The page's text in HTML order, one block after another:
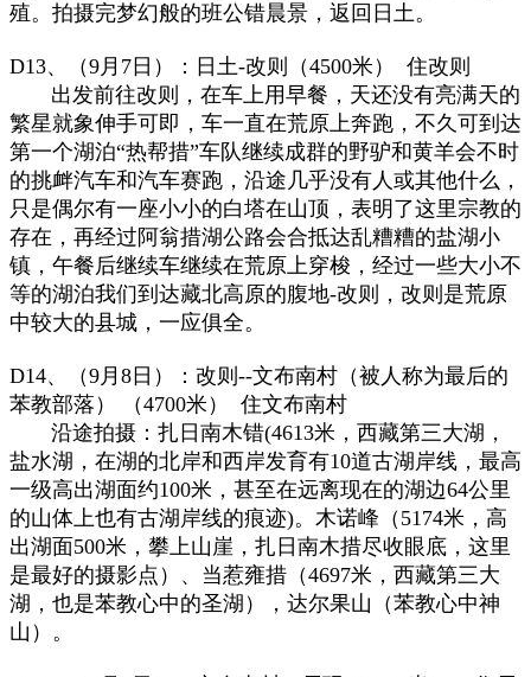
殖。拍摄完梦幻般的班公错晨景，返回日土。
D13、（9月7日）：日土-改则（4500米） 住改则
出发前往改则，在车上用早餐，天还没有亮满天的
繁星就象伸手可即，车一直在荒原上奔跑，不久可到达
第一个湖泊“热帮措”车队继续成群的野驴和黄羊会不时
的挑衅汽车和汽车赛跑，沿途几乎没有人或其他什么，
只是偶尔有一座小小的白塔在山顶，表明了这里宗教的
存在，再经过阿翁措湖公路会合抵达乱糟糟的盐湖小
镇，午餐后继续车继续在荒原上穿梭，经过一些大小不
等的湖泊我们到达藏北高原的腹地-改则，改则是荒原
中较大的县城，一应俱全。
D14、（9月8日）：改则--文布南村（被人称为最后的
苯教部落） （4700米） 住文布南村
沿途拍摄：扎日南木错(4613米，西藏第三大湖，
盐水湖，在湖的北岸和西岸发育有10道古湖岸线，最高
一级高出湖面约100米，甚至在远离现在的湖边64公里
的山体上也有古湖岸线的痕迹)。木诺峰（5174米，高
出湖面500米，攀上山崖，扎日南木措尽收眼底，这里
是最好的摄影点）、当惹雍措（4697米，西藏第三大
湖，也是苯教心中的圣湖），达尔果山（苯教心中神
山）。